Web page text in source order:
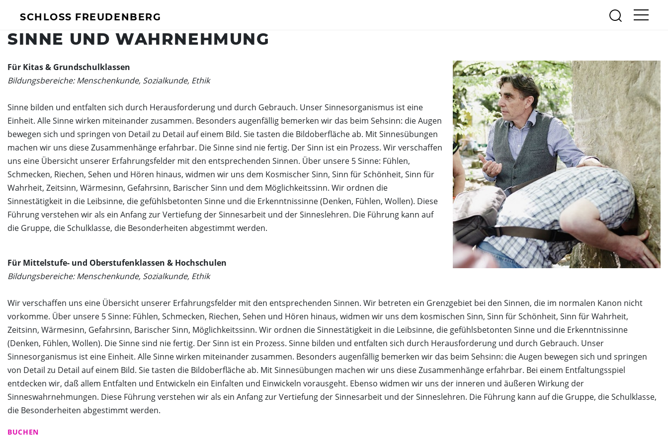
SCHLOSS FREUDENBERG
Ich will Euch besuchen!
Ermäßigungen
Tickets
Private Führungen
Programmkalender
Kitas, Schulen, Unis
Führungen
Geförderter Besuch
Seniorengruppen
Mehr Infos
Feiern
Heiraten
Firmenfeiern
Kindergeburtstag
FAQs Kindergeburtstage
Dunkelgastronomie
Nachtmahl
Wanderbühne Freudenberg
Anstehende
Kulturveranstaltungen
Chronik
FAQ
Öffnungszeiten
Eintrittspreise
Ermäßigungen
Kontakt
Newsletter
Ticketshop
Was ist das Erfahrungsfeld?
Mobiles Erfahrungsfeld
Naturkita LA LE LU
Stellenangebote
Presse
SINNE UND WAHRNEHMUNG
Für Kitas & Grundschulklassen
Bildungsbereiche: Menschenkunde, Sozialkunde, Ethik
Sinne bilden und entfalten sich durch Herausforderung und durch Gebrauch. Unser Sinnesorganismus ist eine
Einheit. Alle Sinne wirken miteinander zusammen. Besonders augenfällig bemerken wir das beim Sehsinn: die Augen
bewegen sich und springen von Detail zu Detail auf einem Bild. Sie tasten die Bildoberfläche ab. Mit Sinnesübungen
machen wir uns diese Zusammenhänge erfahrbar. Die Sinne sind nie fertig. Der Sinn ist ein Prozess. Wir verschaffen
uns eine Übersicht unserer Erfahrungsfelder mit den entsprechenden Sinnen. Über unsere 5 Sinne: Fühlen,
Schmecken, Riechen, Sehen und Hören hinaus, widmen wir uns dem Kosmischer Sinn, Sinn für Schönheit, Sinn für
Wahrheit, Zeitsinn, Wärmesinn, Gefahrsinn, Barischer Sinn und dem Möglichkeitssinn. Wir ordnen die
Sinnestätigkeit in die Leibsinne, die gefühlsbetonten Sinne und die Erkenntnissinne (Denken, Fühlen, Wollen). Diese
Führung verstehen wir als ein Anfang zur Vertiefung der Sinnesarbeit und der Sinneslehren. Die Führung kann auf
die Gruppe, die Schulklasse, die Besonderheiten abgestimmt werden.
Für Mittelstufe- und Oberstufenklassen & Hochschulen
Bildungsbereiche: Menschenkunde, Sozialkunde, Ethik
Wir verschaffen uns eine Übersicht unserer Erfahrungsfelder mit den entsprechenden Sinnen. Wir betreten ein Grenzgebiet bei den Sinnen, die im normalen Kanon nicht
vorkomme. Über unsere 5 Sinne: Fühlen, Schmecken, Riechen, Sehen und Hören hinaus, widmen wir uns dem kosmischen Sinn, Sinn für Schönheit, Sinn für Wahrheit,
Zeitsinn, Wärmesinn, Gefahrsinn, Barischer Sinn, Möglichkeitssinn. Wir ordnen die Sinnestätigkeit in die Leibsinne, die gefühlsbetonten Sinne und die Erkenntnissinne
(Denken, Fühlen, Wollen). Die Sinne sind nie fertig. Der Sinn ist ein Prozess. Sinne bilden und entfalten sich durch Herausforderung und durch Gebrauch. Unser
Sinnesorganismus ist eine Einheit. Alle Sinne wirken miteinander zusammen. Besonders augenfällig bemerken wir das beim Sehsinn: die Augen bewegen sich und springen
von Detail zu Detail auf einem Bild. Sie tasten die Bildoberfläche ab. Mit Sinnesübungen machen wir uns diese Zusammenhänge erfahrbar. Bei einem Entfaltungsspiel
entdecken wir, daß allem Entfalten und Entwickeln ein Einfalten und Einwickeln vorausgeht. Ebenso widmen wir uns der inneren und äußeren Wirkung der
Sinneswahrnehmungen. Diese Führung verstehen wir als ein Anfang zur Vertiefung der Sinnesarbeit und der Sinneslehren. Die Führung kann auf die Gruppe, die Schulklasse,
die Besonderheiten abgestimmt werden.
BUCHEN